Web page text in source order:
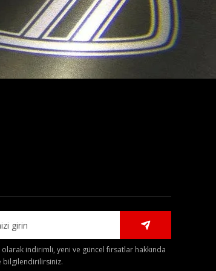
olarak indirimli, yeni ve güncel fırsatlar hakkında
bilgilendirilirsiniz.